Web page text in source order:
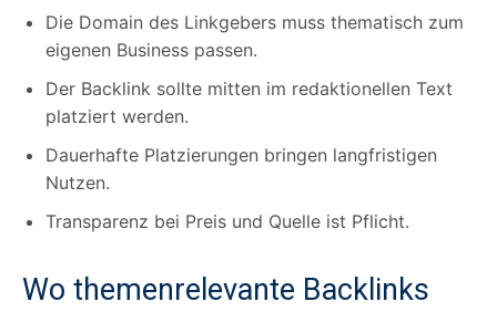
Die Domain des Linkgebers muss thematisch zum
eigenen Business passen.
Der Backlink sollte mitten im redaktionellen Text
platziert werden.
Dauerhafte Platzierungen bringen langfristigen
Nutzen.
Transparenz bei Preis und Quelle ist Pflicht.
Wo themenrelevante Backlinks